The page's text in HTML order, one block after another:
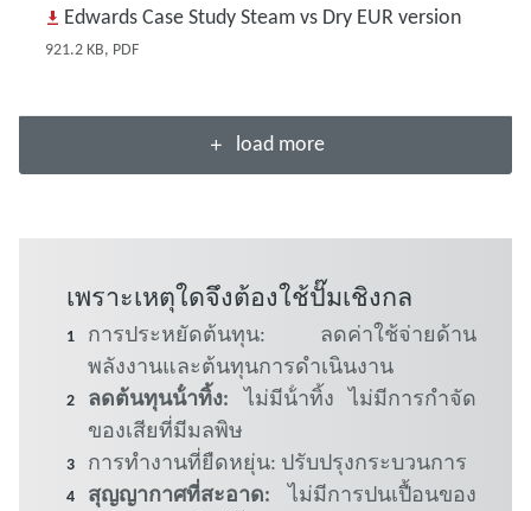
Edwards Case Study Steam vs Dry EUR version
921.2 KB, PDF
load more
เพราะเหตุใดจึงต้องใช้ปั๊มเชิงกล
การประหยัดต้นทุน: ลดค่าใช้จ่ายด้าน
พลังงานและต้นทุนการดําเนินงาน
ลดต้นทุนน้ําทิ้ง:ไม่มีน้ําทิ้ง ไม่มีการกําจัด
ของเสียที่มีมลพิษ
การทํางานที่ยืดหยุ่น: ปรับปรุงกระบวนการ
สุญญากาศที่สะอาด:ไม่มีการปนเปื้อนของ